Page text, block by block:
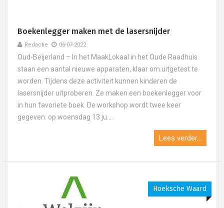
Boekenlegger maken met de lasersnijder
Redactie 06-07-2022
Oud-Beijerland – In het MaakLokaal in het Oude Raadhuis
staan een aantal nieuwe apparaten, klaar om uitgetest te
worden. Tijdens deze activiteit kunnen kinderen de
lasersnijder uitproberen. Ze maken een boekenlegger voor
in hun favoriete boek. De workshop wordt twee keer
gegeven: op woensdag 13 ju....
Lees verder...
Hoeksche Waard